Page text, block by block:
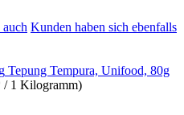
Kunden haben sich ebenfalls
Tepung Tempura, Unifood, 80g
/ 1 Kilogramm)